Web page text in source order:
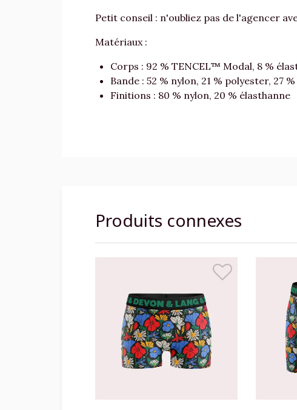
Petit conseil : n'oubliez pas de l'agencer
Matériaux :
Corps : 92 % TENCEL™ Modal, 8 %
Bande : 52 % nylon, 21 % polyester, 27
Finitions : 80 % nylon, 20 % élasthanne
Produits connexes